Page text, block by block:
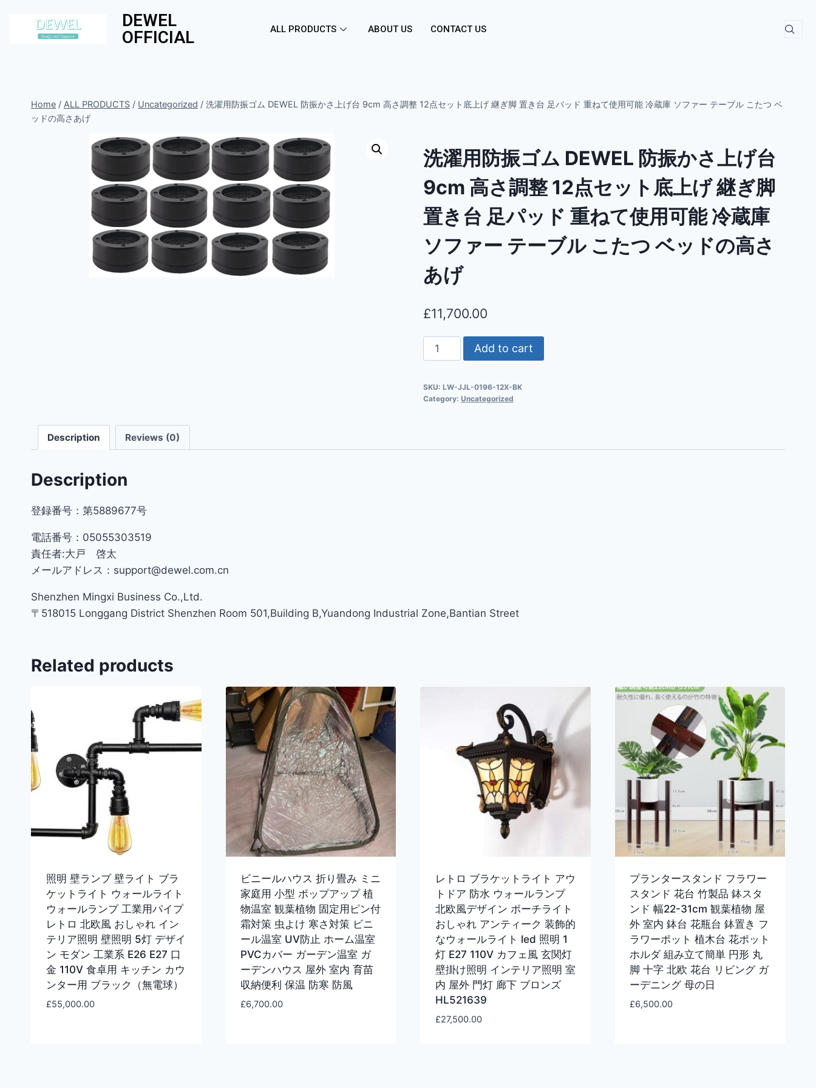
DEWEL
OFFICIAL
ALL PRODUCTS ABOUT US CONTACT US
Home / ALL PRODUCTS / Uncategorized / 洗濯用防振ゴム DEWEL 防振かさ上げ台 9cm 高さ調整 12点セット底上げ 継ぎ脚 置き台 足パッド 重ねて使用可能 冷蔵庫 ソファー テーブル こたつ ベ
ッドの高さあげ
洗濯用防振ゴム DEWEL 防振かさ上げ台
9cm 高さ調整 12点セット底上げ 継ぎ脚
置き台 足パッド 重ねて使用可能 冷蔵庫
ソファー テーブル こたつ ベッドの高さ
あげ
£11,700.00
Add to cart
SKU: LW-JJL-0196-12X-BK
Category: Uncategorized
Description Reviews (0)
Description
登録番号：第5889677号
電話番号：05055303519
責任者:大戸 啓太
メールアドレス：support@dewel.com.cn
Shenzhen Mingxi Business Co.,Ltd.
〒518015 Longgang District Shenzhen Room 501,Building B,Yuandong Industrial Zone,Bantian Street
Related products
照明 壁ランプ 壁ライト ブラ
ケットライト ウォールライト
ウォールランプ 工業用パイプ
レトロ 北欧風 おしゃれ イン
テリア照明 壁照明 5灯 デザイ
ン モダン 工業系 E26 E27 口
金 110V 食卓用 キッチン カウ
ンター用 ブラック（無電球）
£55,000.00
ビニールハウス 折り畳み ミニ
家庭用 小型 ポップアップ 植
物温室 観葉植物 固定用ピン付
霜対策 虫よけ 寒さ対策 ビニ
ール温室 UV防止 ホーム温室
PVCカバー ガーデン温室 ガ
ーデンハウス 屋外 室内 育苗
収納便利 保温 防寒 防風
£6,700.00
レトロ ブラケットライト アウ
トドア 防水 ウォールランプ
北欧風デザイン ポーチライト
おしゃれ アンティーク 装飾的
なウォールライト led 照明 1
灯 E27 110V カフェ風 玄関灯
壁掛け照明 インテリア照明 室
内 屋外 門灯 廊下 ブロンズ
HL521639
£27,500.00
プランタースタンド フラワー
スタンド 花台 竹製品 鉢スタ
ンド 幅22-31cm 観葉植物 屋
外 室内 鉢台 花瓶台 鉢置き フ
ラワーポット 植木台 花ポット
ホルダ 組み立て簡単 円形 丸
脚 十字 北欧 花台 リビング ガ
ーデニング 母の日
£6,500.00